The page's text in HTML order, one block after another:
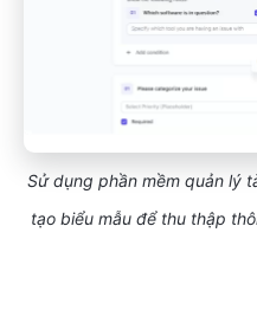
Sử dụng phần mềm quản lý
tạo biểu mẫu để thu thập